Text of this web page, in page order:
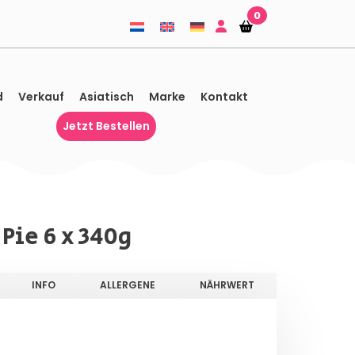
Einkaufskorb
Einkaufskorb
0
Verkauf Asiatisch Marke
Kontakt
Jetzt Bestellen
6 x 340g
INFO ALLERGENE NÄHRWERT